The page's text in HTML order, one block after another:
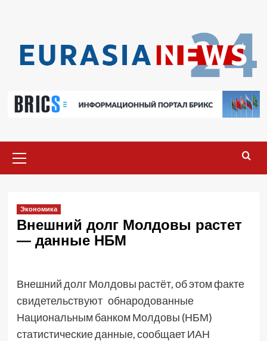
меню
Экономика
Внешний долг Молдовы растет
— данные НБМ
Внешний долг Молдовы растёт, об этом факте
свидетельствуют обнародованные
Национальным банком Молдовы (НБМ)
статистические данные, сообщает ИАН